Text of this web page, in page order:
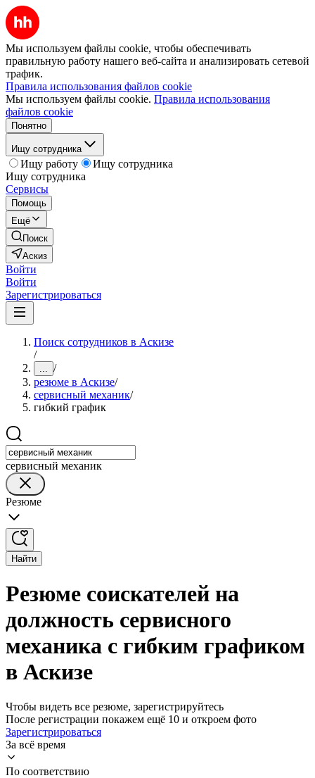
Мы используем файлы cookie, чтобы обеспечивать
правильную работу нашего веб-сайта и анализировать сетевой
трафик.
Правила использования файлов cookie
Мы используем файлы cookie. Правила использования
файлов cookie
Понятно
Ищу сотрудника
Ищу работу
Ищу сотрудника
Ищу сотрудника
Сервисы
Помощь
Ещё
Поиск
Аскиз
Войти
Войти
Зарегистрироваться
Поиск сотрудников в Аскизе
/
... /
резюме в Аскизе/
сервисный механик/
гибкий график
сервисный механик
Резюме
Найти
Резюме соискателей на
должность сервисного
механика с гибким графиком
в Аскизе
Чтобы видеть все резюме, зарегистрируйтесь
После регистрации покажем ещё 10 и откроем фото
Зарегистрироваться
За всё время
По соответствию